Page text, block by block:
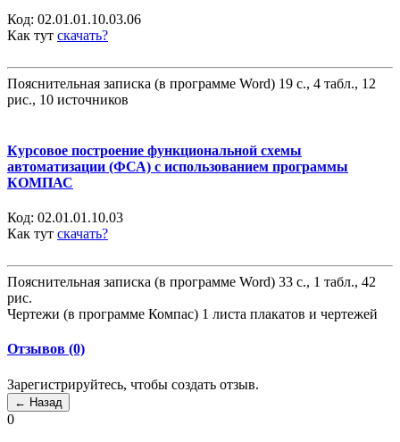
Код: 02.01.01.10.03.06
Как тут скачать?
Пояснительная записка (в программе Word) 19 с., 4 табл., 12
рис., 10 источников
Курсовое построение функциональной схемы
автоматизации (ФСА) с использованием программы
КОМПАС
Код: 02.01.01.10.03
Как тут скачать?
Пояснительная записка (в программе Word) 33 с., 1 табл., 42
рис.
Чертежи (в программе Компас) 1 листа плакатов и чертежей
Отзывов (0)
Зарегистрируйтесь, чтобы создать отзыв.
0